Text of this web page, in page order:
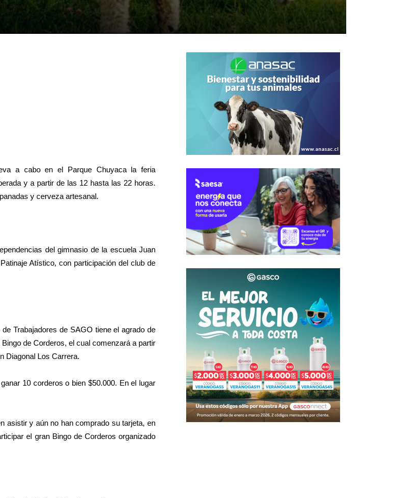
a cabo en el Parque Chuyaca la feria
y a partir de las 12 hasta las 22 horas.
y cerveza artesanal.
del gimnasio de la escuela Juan
Atístico, con participación del club de
Trabajadores de SAGO tiene el agrado de
de Corderos, el cual comenzará a partir
Diagonal Los Carrera.
10 corderos o bien $50.000. En el lugar
asistir y aún no han comprado su tarjeta, en
el gran Bingo de Corderos organizado